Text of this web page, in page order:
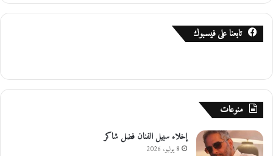
ا
م
ي
تابعنا على فيسبوك
منوعات
إخلاء سبيل الفنان فضل شاكر
8 يوليو، 2026